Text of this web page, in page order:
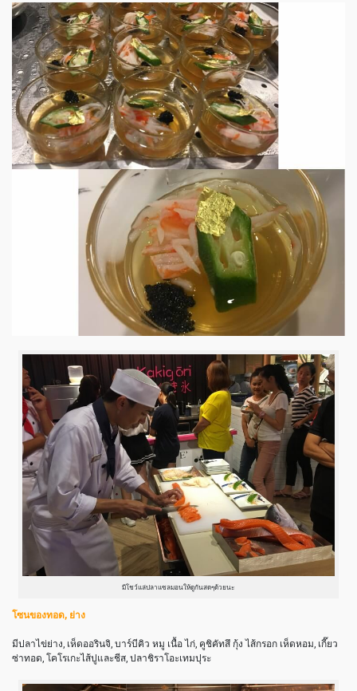
มีโชว์แล่ปลาแซลมอนให้ดูกันสดๆด้วยนะ
โซนของทอด, ย่าง
มีปลาไข่ย่าง, เห็ดออรินจิ, บาร์บีคิว หมู เนื้อ ไก่, คูชิคัทสึ กุ้ง ไส้กรอก เห็ดหอม, เกี๊ยว
ซ่าทอด, โคโรเกะไส้ปูและชีส, ปลาชิราโอะเทมปุระ